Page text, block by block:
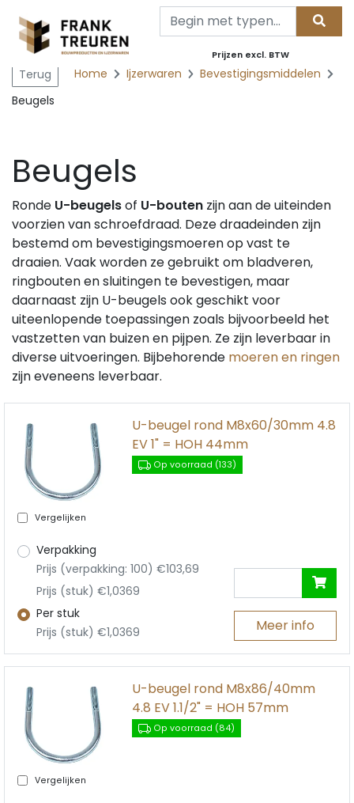
Prijzen excl. BTW
Terug Home Ijzerwaren
Bevestigingsmiddelen
Beugels
Beugels
Ronde U-beugelsof U-bouten zijn aan de uiteinden
voorzien van schroefdraad. Deze draadeinden zijn
bestemd om bevestigingsmoeren op vast te
draaien. Vaak worden ze gebruikt om bladveren,
ringbouten en sluitingen te bevestigen, maar
daarnaast zijn U-beugels ook geschikt voor
uiteenlopende toepassingen zoals bijvoorbeeld het
vastzetten van buizen en pijpen. Ze zijn leverbaar in
diverse uitvoeringen. Bijbehorende moeren en ringen
zijn eveneens leverbaar.
Vergelijken
U-beugel rond M8x60/30mm 4.8
EV 1" = HOH 44mm
Op voorraad (133)
Verpakking
Prijs (verpakking: 100) €103,69
Prijs (stuk) €1,0369
Per stuk
Prijs (stuk) €1,0369
Meer info
Vergelijken
U-beugel rond M8x86/40mm
4.8 EV 1.1/2" = HOH 57mm
Op voorraad (84)